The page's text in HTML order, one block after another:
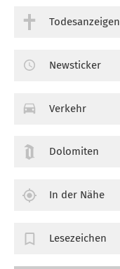
Todesanzeigen
Newsticker
Verkehr
Dolomiten
In der Nähe
Lesezeichen